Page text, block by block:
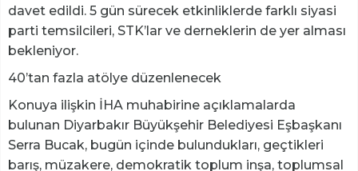
davet edildi. 5 gün sürecek etkinliklerde farklı siyasi
parti temsilcileri, STK’lar ve derneklerin de yer alması
bekleniyor.
40’tan fazla atölye düzenlenecek
Konuya ilişkin İHA muhabirine açıklamalarda
bulunan Diyarbakır Büyükşehir Belediyesi Eşbaşkanı
Serra Bucak, bugün içinde bulundukları, geçtikleri
barış, müzakere, demokratik toplum inşa, toplumsal